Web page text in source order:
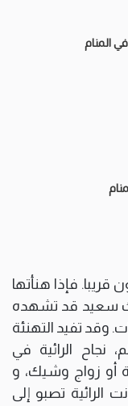
المنام
قريبا. فإذا هنأتها
سعيد قد تشهده
وقد تفيد التهنئة
نجاح الرائية في
أو زواج وشيك، و
الرائية تصبو إلى